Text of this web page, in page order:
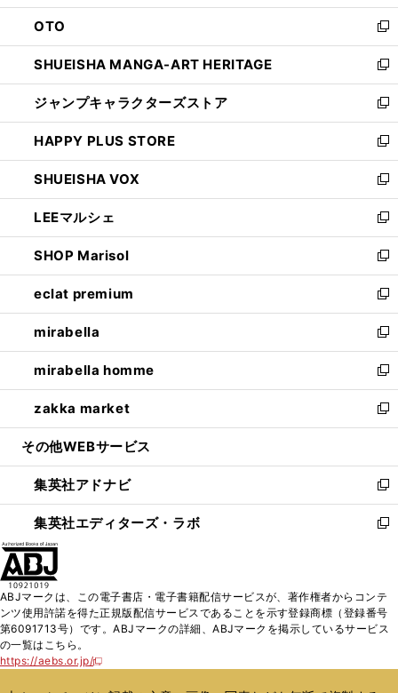
ウ
で
開
く
ン
ド
ウ
で
開
く
OTO
新
し
い
ウ
ィ
ン
ド
ウ
で
開
く
SHUEISHA MANGA-ART HERITAGE
新
し
い
ウ
ィ
ン
ド
ウ
で
開
く
ジャンプキャラクターズストア
新
し
い
ウ
ィ
ン
ド
ウ
で
開
く
HAPPY PLUS STORE
新
し
い
ウ
ィ
ン
ド
ウ
で
開
く
SHUEISHA VOX
新
し
い
ウ
ィ
ン
ド
ウ
で
開
く
LEEマルシェ
新
し
い
ウ
ィ
ン
ド
ウ
で
開
く
SHOP Marisol
新
し
い
ウ
ィ
ン
ド
ウ
で
開
eclat premium
新
し
い
ウ
ィ
ン
ド
ウ
開
く
mirabella
新
し
い
ウ
ィ
ン
ウ
で
開
く
mirabella homme
新
し
い
ウ
ン
ド
ウ
で
zakka market
新
し
ウ
ィ
ン
ド
く
その他WEBサービス
集英社アドナビ
新
し
い
ド
ウ
で
集英社エディターズ・ラボ
新
ィ
ン
ド
ABJマークは、この電子書店・電子書籍配信サービスが、著作権者からコンテ
ンツ使用許諾を得た正規版配信サービスであることを示す登録商標（登録番号
第6091713号）です。ABJマークの詳細、ABJマークを掲示しているサービス
の一覧はこちら。
https://aebs.or.jp/
新